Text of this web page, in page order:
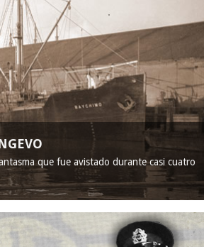
que fue avistado durante casi cuatro